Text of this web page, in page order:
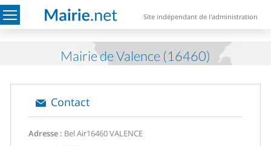
Site indépendant de l'administration
Mairie de Valence (16460)
Contact
Adresse : Bel Air16460 VALENCE